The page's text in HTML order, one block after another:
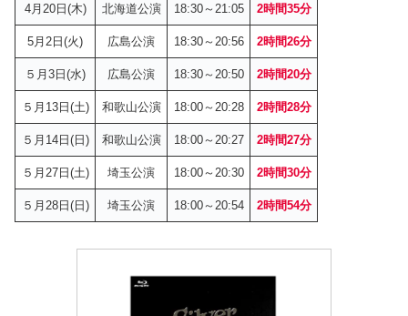
4月20日(木) 北海道公演 18:30～21:05 2時間35分
5月2日(火) 広島公演 18:30～20:56 2時間26分
５月3日(水) 広島公演 18:30～20:50 2時間20分
５月13日(土) 和歌山公演 18:00～20:28 2時間28分
５月14日(日) 和歌山公演 18:00～20:27 2時間27分
５月27日(土) 埼玉公演 18:00～20:30 2時間30分
５月28日(日) 埼玉公演 18:00～20:54 2時間54分